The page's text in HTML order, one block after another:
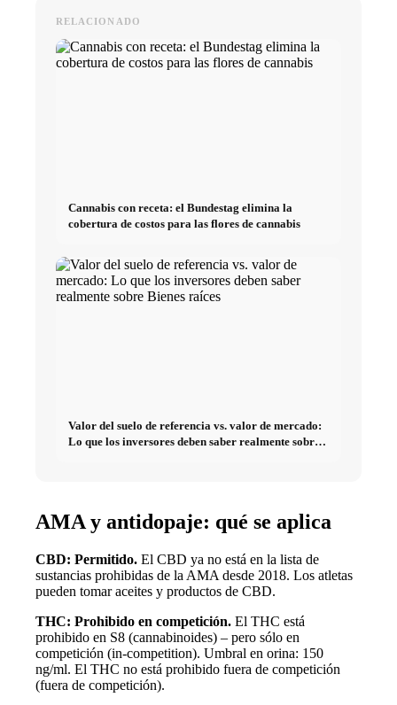
RELACIONADO
Cannabis con receta: el Bundestag elimina la
cobertura de costos para las flores de cannabis
Valor del suelo de referencia vs. valor de mercado:
Lo que los inversores deben saber realmente sobre
AMA y antidopaje: qué se aplica
CBD: Permitido. El CBD ya no está en la lista de
sustancias prohibidas de la AMA desde 2018. Los atletas
pueden tomar aceites y productos de CBD.
THC: Prohibido en competición. El THC está
prohibido en S8 (cannabinoides) – pero sólo en
competición (in-competition). Umbral en orina: 150
ng/ml. El THC no está prohibido fuera de competición
(fuera de competición).